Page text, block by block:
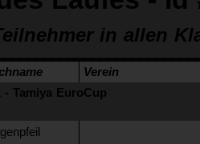
in allen
Verein
Tamiya EuroCup